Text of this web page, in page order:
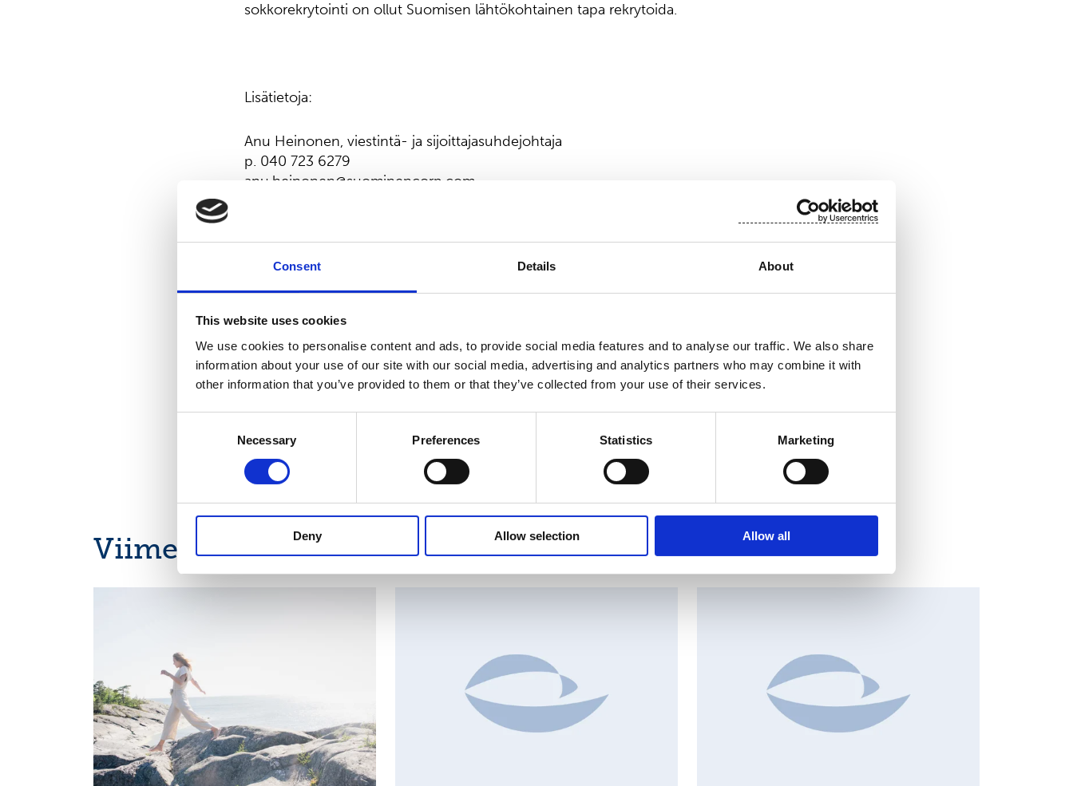
Consent Details About
This website uses cookies
We use cookies to personalise content and ads, to provide social media features and to analyse our traffic. We also share
information about your use of our site with our social media, advertising and analytics partners who may combine it with
other information that you’ve provided to them or that they’ve collected from your use of their services.
Necessary Preferences Statistics Marketing
Deny Allow selection Allow all
sokkorekrytointi on ollut Suomisen lähtökohtainen tapa rekrytoida.
Lisätietoja:
Anu Heinonen, viestintä- ja sijoittajasuhdejohtaja
p. 040 723 6279
anu.heinonen@suominencorp.com
Suominen valmistaa kuitukankaita rullatavarana pyyhintä- ja hygieniatuotteisiin sekä
ja ammattilaisten käytössä eri puolilla maailmaa. Suominen on pyyhintään tarkoitettujen
kuitukankaiden globaali markkinajohtaja ja sillä on lähes 650 työntekijää Euroopassa sekä
Pohjois- ja Etelä-Amerikassa. Suomisen liikevaihto vuonna 2016 oli 416,9 milj. euroa ja
vertailukelpoinen liikevoitto 25,6 milj. euroa. Suomisen osake (SUY1V) noteerataan Nasdaq
Viimeisimmät uutiset